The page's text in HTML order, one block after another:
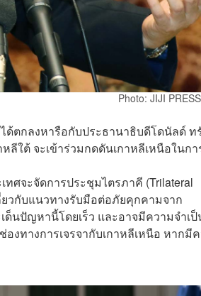
Photo: JIJI
ด้ตกลงหารือกับประธานาธิบดีโดนัลด์ ท
ลีใต้ จะเข้าร่วมกดดันเกาหลีเหนือในกา
จะจัดการประชุมไตรภาคี (Trilateral
วกับแนวทางรับมือต่อภัยคุกคามจาก
นปัญหานี้โดยเร็ว และอาจมีความจำเ
งทางการเจรจากับเกาหลีเหนือ หากมี